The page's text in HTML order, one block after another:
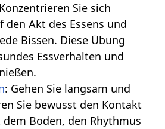
Sie sich
Akt des Essens und
Bissen. Diese Übung
Essverhalten und
: Gehen Sie langsam und
Sie bewusst den Kontakt
Boden, den Rhythmus